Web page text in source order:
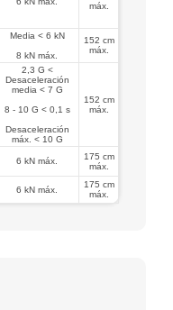
máx.
Media < 6 kN
8 kN máx.
152 cm
máx.
2,3 G <
Desaceleración
media < 7 G
8 - 10 G < 0,1 s
Desaceleración
máx. < 10 G
152 cm
máx.
6 kN máx.
175 cm
máx.
6 kN máx.
175 cm
máx.